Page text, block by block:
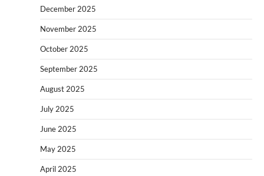
December 2025
November 2025
October 2025
September 2025
August 2025
July 2025
June 2025
May 2025
April 2025